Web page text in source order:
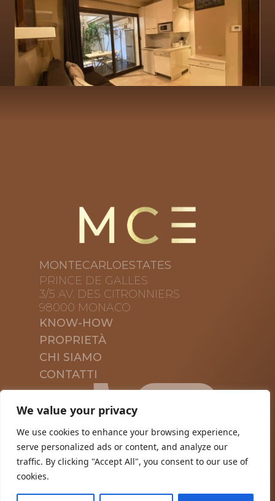
We value your privacy
We use cookies to enhance your browsing experience,
serve personalized ads or content, and analyze our
traffic. By clicking "Accept All", you consent to our use of
cookies.
MONTECARLOESTATES
PRINCE DE GALLES
3/5 AV. DES CITRONNIERS
98000 MONACO
KNOW-HOW
PROPRIETÀ
CHI SIAMO
CONTATTI
PRIVACY POLICY
COOKIES POLICY